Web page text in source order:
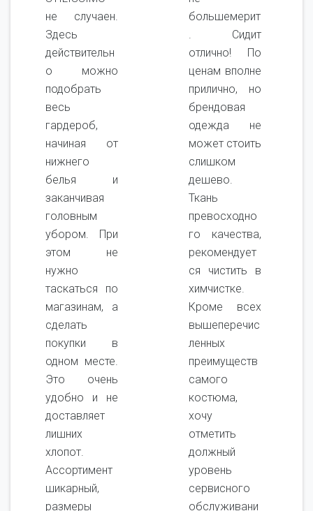
не случаен.
Здесь
действительн
о можно
подобрать
весь
гардероб,
начиная от
нижнего
белья и
заканчивая
головным
убором. При
этом не
нужно
таскаться по
магазинам, а
сделать
покупки в
одном месте.
Это очень
удобно и не
доставляет
лишних
хлопот.
Ассортимент
шикарный,
размеры
большемерит
. Сидит
отлично! По
ценам вполне
прилично, но
брендовая
одежда не
может стоить
слишком
дешево.
Ткань
превосходно
го качества,
рекомендует
ся чистить в
химчистке.
Кроме всех
вышеперечис
ленных
преимуществ
самого
костюма,
хочу
отметить
должный
уровень
сервисного
обслуживани